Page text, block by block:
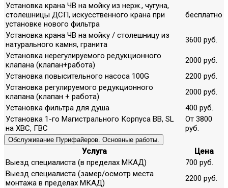
Установка крана ЧВ на мойку из нерж., чугуна,
столешницы ДСП, искусственного крана при
установке нового фильтра
бесплатно
Установка крана ЧВ на мойку / столешницу из
натурального камня, гранита
3600 руб.
Установка нерегулируемого редукционного
клапана (клапан+работа)
2000 руб.
Установка повысительного насоса 100G
2200 руб.
Установка регулируемого редукционного
клапана (клапан + работа)
2000 руб.
Установка фильтра для душа
400 руб.
Установка 1-го Магистрального Корпуса ВВ, SL
на ХВС, ГВС
От 3800
руб.
Обслуживание Пурифайеров. Основные работы.
Услуга
Цена
Выезд специалиста (в пределах МКАД)
700 руб.
Выезд специалиста (замер/осмотр места
монтажа в пределах МКАД)
2200 руб.